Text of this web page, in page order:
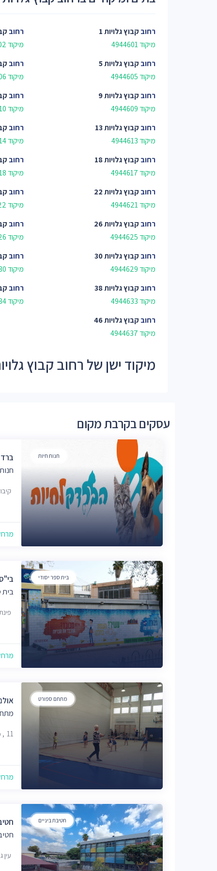
רחוב קבוץ גלויות 1
מיקוד 4944601
רחוב
מיקוד 4944602
רחוב קבוץ גלויות 5
מיקוד 4944605
רחוב
מיקוד 4944606
רחוב קבוץ גלויות 9
מיקוד 4944609
רחוב
מיקוד 4944610
רחוב קבוץ גלויות 13
מיקוד 4944613
רחוב
מיקוד 4944614
רחוב קבוץ גלויות 18
מיקוד 4944617
רחוב
מיקוד 4944618
רחוב קבוץ גלויות 22
מיקוד 4944621
רחוב
מיקוד 4944622
רחוב קבוץ גלויות 26
מיקוד 4944625
רחוב
מיקוד 4944626
רחוב קבוץ גלויות 30
מיקוד 4944629
רחוב
מיקוד 4944630
רחוב קבוץ גלויות 38
מיקוד 4944633
רחוב
מיקוד 4944634
רחוב קבוץ גלויות 46
מיקוד 4944637
מיקוד ישן של רחוב קבוץ גלויות -
עסקים בקרבת מקום
חנות חיות
מרחק
בית ספר יסודי
בית
פינת, פוחס 2,
מרחק
מתחם ספורט
11, פוחס 1, פתח תקווה
מרחק
חטיבת ביניים
עין גנים